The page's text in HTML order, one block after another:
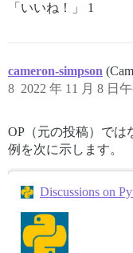
「いいね！」 1
cameron-simpson
2022 年 11 月 8 日
8
OP（元の投稿）では
例を次に示します。
Discussions on